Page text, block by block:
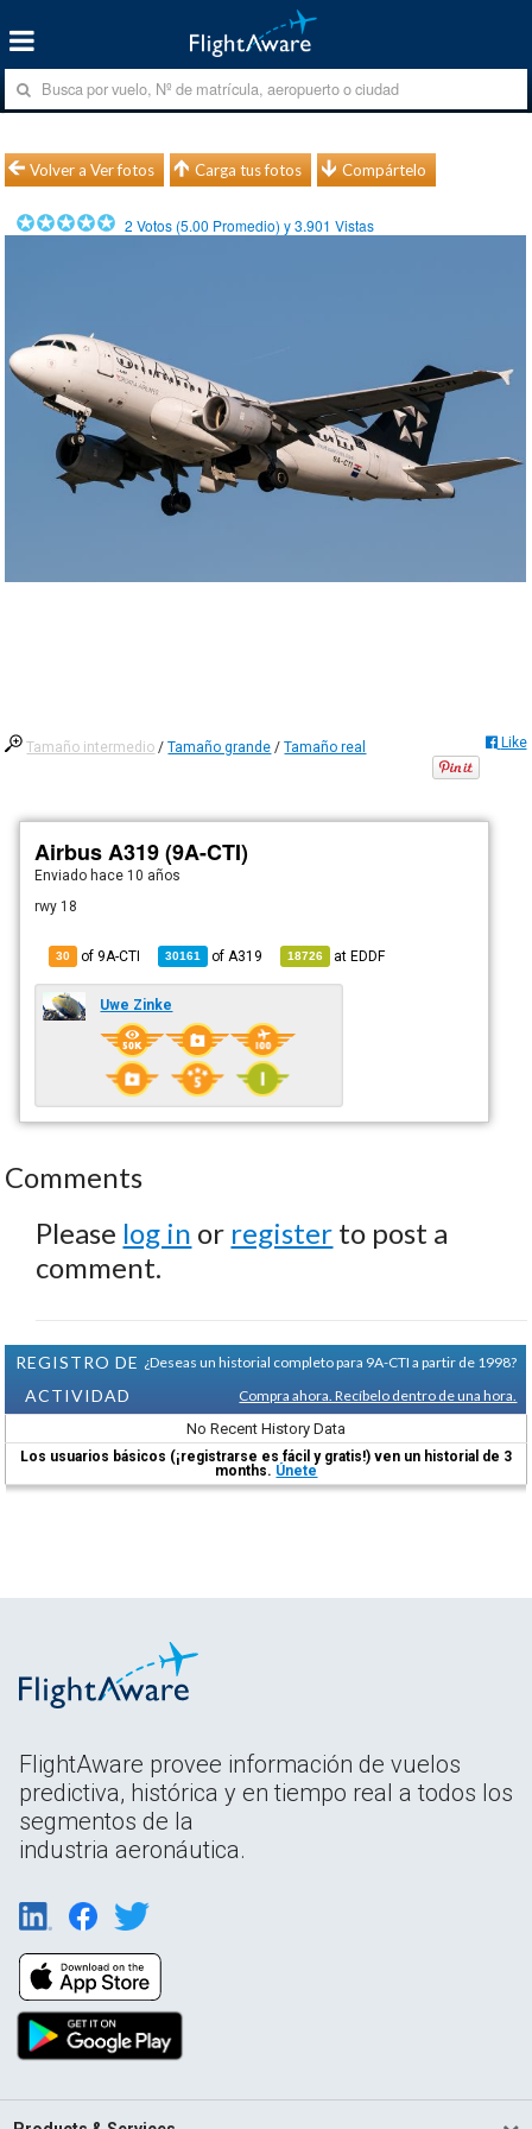
Volver a Ver fotos Carga tus fotos Compártelo
2 Votos (5.00 Promedio) y3.901 Vistas
Tamaño intermedio /Tamaño grande /Tamaño real Like
Airbus A319 (9A-CTI)
Enviado hace 10 años
rwy 18
30 of 9A-CTI 30161 of A319 18726 atEDDF
Uwe Zinke
Comments
Please log in or register to post a
comment.
REGISTRO DE
ACTIVIDAD
¿Deseas un historial completo para 9A-CTI a partir de 1998?
Compra ahora. Recíbelo dentro de una hora.
No Recent History Data
Los usuarios básicos (¡registrarse es fácil y gratis!) ven un historial de 3
months. Únete
FlightAware provee información de vuelos
predictiva, histórica y en tiempo real a todos los
segmentos de la
industria aeronáutica.